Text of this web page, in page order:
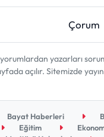
Çorum
yazarları
açılır. Sitemizde
Bayat Haberleri
Eğitim